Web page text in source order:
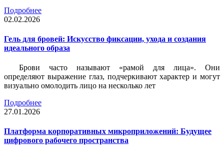
Подробнее
02.02.2026
Гель для бровей: Искусство фиксации, ухода и создания
идеального образа
Брови часто называют «рамой для лица». Они
определяют выражение глаз, подчеркивают характер и могут
визуально омолодить лицо на несколько лет
Подробнее
27.01.2026
Платформа корпоративных микроприложений: Будущее
цифрового рабочего пространства